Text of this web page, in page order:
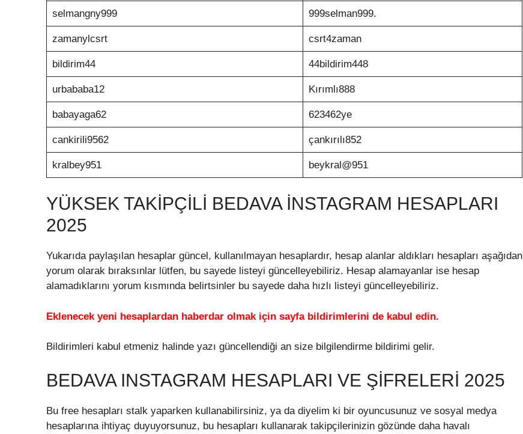
selmangny999 999selman999.
zamanylcsrt csrt4zaman
bildirim44 44bildirim448
urbababa12 Kırımlı888
babayaga62 623462ye
cankirili9562 çankırılı852
kralbey951 beykral@951
YÜKSEK TAKIPÇILI BEDAVA İNSTAGRAM HESAPLARI
2025
Yukarıda paylaşılan hesaplar güncel, kullanılmayan hesaplardır, hesap alanlar aldıkları hesapları aşağıdan
yorum olarak bıraksınlar lütfen, bu sayede listeyi güncelleyebiliriz. Hesap alamayanlar ise hesap
alamadıklarını yorum kısmında belirtsinler bu sayede daha hızlı listeyi güncelleyebiliriz.
Eklenecek yeni hesaplardan haberdar olmak için sayfa bildirimlerini de kabul edin.
Bildirimleri kabul etmeniz halinde yazı güncellendiği an size bilgilendirme bildirimi gelir.
BEDAVA INSTAGRAM HESAPLARI VE ŞIFRELERI 2025
Bu free hesapları stalk yaparken kullanabilirsiniz, ya da diyelim ki bir oyuncusunuz ve sosyal medya
hesaplarına ihtiyaç duyuyorsunuz, bu hesapları kullanarak takipçilerinizin gözünde daha havalı